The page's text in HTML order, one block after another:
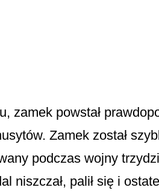
zamek powstał
Zamek został
podczas wojny
niszczał, palił się i